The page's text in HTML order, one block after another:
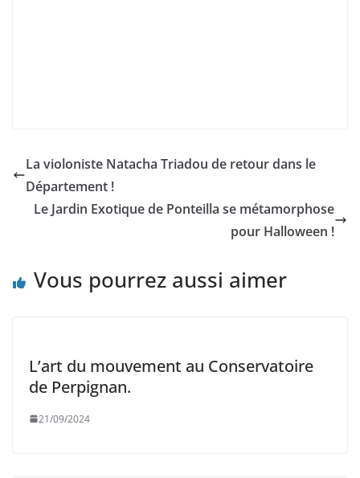
La violoniste Natacha Triadou de retour dans le
Département !
Le Jardin Exotique de Ponteilla se métamorphose
pour Halloween !
Vous pourrez aussi aimer
L’art du mouvement au Conservatoire
de Perpignan.
21/09/2024